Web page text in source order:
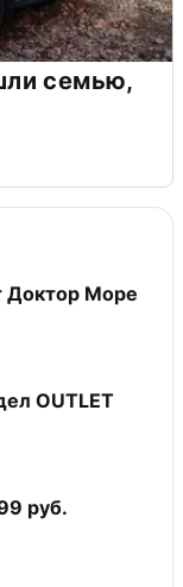
семью,
Доктор Море
OUTLET
руб.